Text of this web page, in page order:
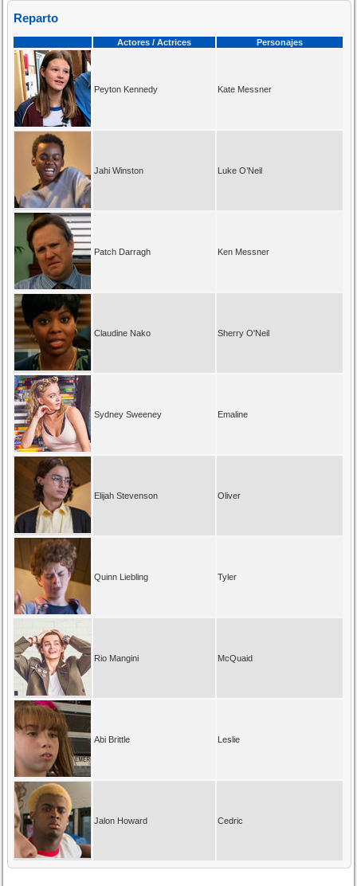
Reparto
Actores / Actrices Personajes
Peyton Kennedy Kate Messner
Jahi Winston Luke O’Neil
Patch Darragh Ken Messner
Claudine Nako Sherry O'Neil
Sydney Sweeney Emaline
Elijah Stevenson Oliver
Quinn Liebling Tyler
Rio Mangini McQuaid
Abi Brittle Leslie
Jalon Howard Cedric